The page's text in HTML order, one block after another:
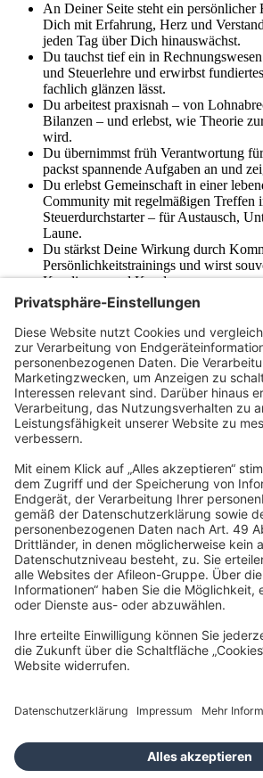
An Deiner Seite steht ein persönlicher
Dich mit Erfahrung, Herz und
jeden Tag über Dich hinauswächst.
Du tauchst tief ein in
und Steuerlehre und erwirbst
fachlich glänzen lässt.
Du arbeitest praxisnah – von
Bilanzen – und erlebst, wie Theorie
wird.
Du übernimmst früh Verantwortung
packst spannende Aufgaben an und
Du erlebst Gemeinschaft in einer
Community mit regelmäßigen Treffen
Steuerdurchstarter – für Austausch,
Laune.
Du stärkst Deine Wirkung durch
Persönlichkeitstrainings und wirst
Kundinnen und Kunden.
Du arbeitest stilvoll in modernen
Produktivität und Wohlfühlatmosphäre
Du feierst gemeinsame Erlebnisse bei
Betriebsausflügen bis zu
Teamspirit und unvergesslichen
Werde Teil des
Teams
Nach der Ausbildung stehen Dir bei uns alle
Karrieremöglichkeiten:
Steuerfachwirt (m/w/d)
Bilanzbuchhalter (m/w/d)
Steuerberater (m/w/d)
Wirtschaftsprüfer (m/w/d)
Die navigator Gruppe bietet Dir eine Top-
super Zukunftsperspektive.
Jetzt bewerben
Dein persönlicher Kontakt
Personal- und Organisationsberaterin
karriere@afileon.com